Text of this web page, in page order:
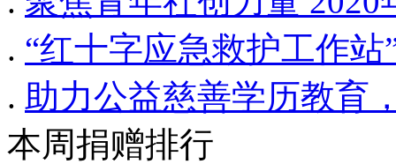
. “红十字应急救护工作
. 助力公益慈善学历教育
本周捐赠排行